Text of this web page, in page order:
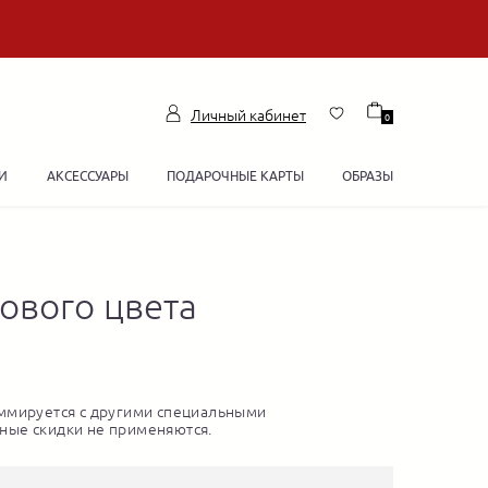
Личный кабинет 0
АКСЕССУАРЫ ПОДАРОЧНЫЕ КАРТЫ ОБРАЗЫ
цвета
с другими специальными
скидки не применяются.